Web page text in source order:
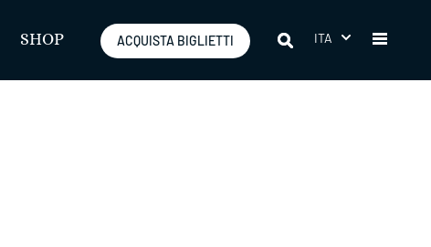
SHOP ACQUISTA BIGLIETTI ITA